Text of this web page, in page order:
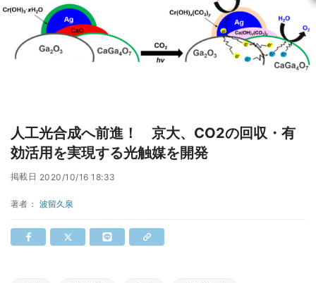
人工光合成へ前進！ 京大、CO2の回収・有
効活用を実現する光触媒を開発
掲載日 2020/10/16 18:33
著者： 波留久泉